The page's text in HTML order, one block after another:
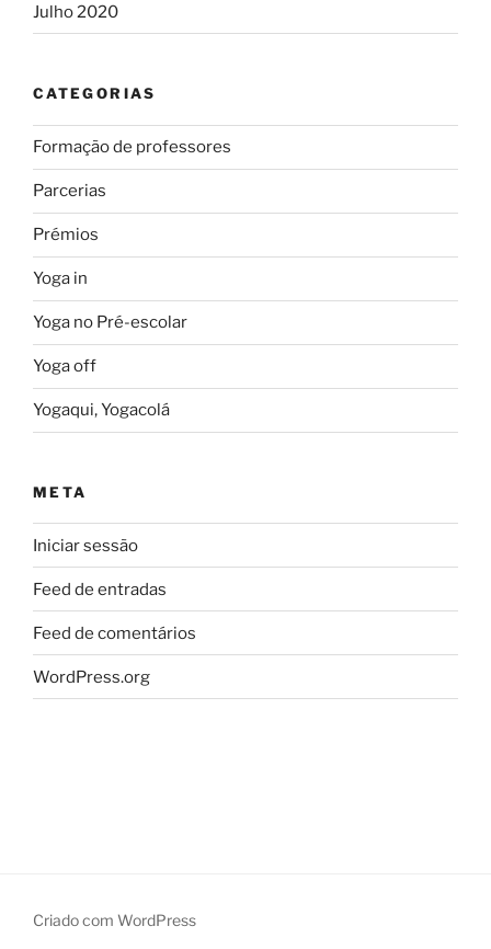
Julho 2020
CATEGORIAS
Formação de professores
Parcerias
Prémios
Yoga in
Yoga no Pré-escolar
Yoga off
Yogaqui, Yogacolá
META
Iniciar sessão
Feed de entradas
Feed de comentários
WordPress.org
Criado com WordPress